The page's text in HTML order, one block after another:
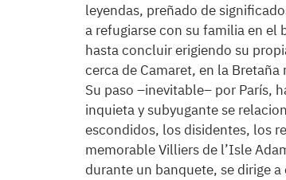
leyendas, preñado de
a refugiarse con su familia en el
hasta concluir erigiendo su
cerca de Camaret, en la
Su paso –inevitable– por París,
inquieta y subyugante se
escondidos, los disidentes, los
memorable Villiers de l’Isle
durante un banquete, se dirige